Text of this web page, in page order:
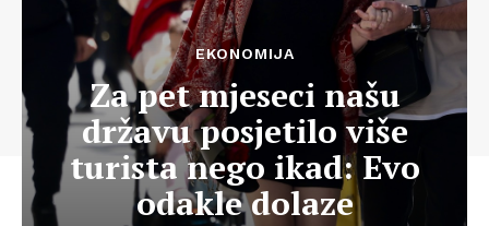
EKONOMIJA
Za pet mjeseci našu
državu posjetilo više
turista nego ikad: Evo
odakle dolaze